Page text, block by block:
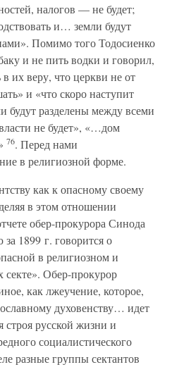
налогов — не будет;
и… земли будут
Помимо того Тодосиенко
и не пить водки и говорил,
в их веру, что церкви не от
и «что скоро наступит
будут разделены между всеми
не будет», «…дом
76. Перед нами
в религиозной форме.
как к опасному своему
в этом отношении
обер-прокурора Синода
1899 г. говорится о
в религиозном и
Обер-прокурор
как лжеучение, которое,
духовенству… идет
строя русской жизни и
социалистического
разные группы сектантов